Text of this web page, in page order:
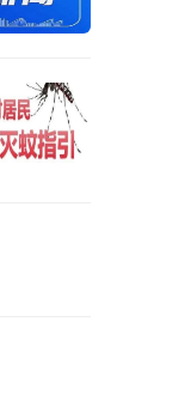
份。主办
”转变。